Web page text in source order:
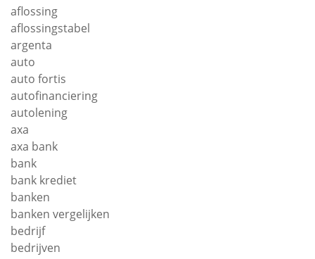
aflossing
aflossingstabel
argenta
auto
auto fortis
autofinanciering
autolening
axa
axa bank
bank
bank krediet
banken
banken vergelijken
bedrijf
bedrijven